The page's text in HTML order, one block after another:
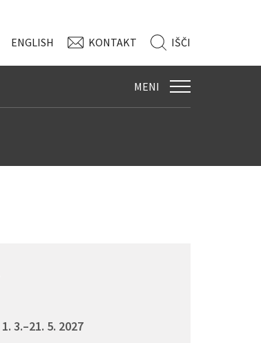
ENGLISH KONTAKT IŠČI
MENI
1. 3.–21. 5. 2027